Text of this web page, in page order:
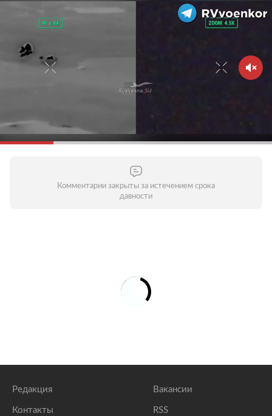
Комментарии закрыты за истечением срока
давности
Редакция
Контакты
Вакансии
RSS